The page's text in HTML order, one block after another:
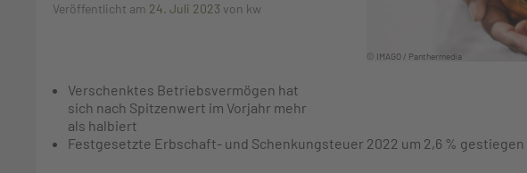
© IMAGO / Panthermedia
Veröffentlicht am 24. Juli 2023 von kw
Verschenktes Betriebsvermögen hat
sich nach Spitzenwert im Vorjahr mehr
als halbiert
Festgesetzte Erbschaft- und Schenkungsteuer 2022 um 2,6 % gestiegen